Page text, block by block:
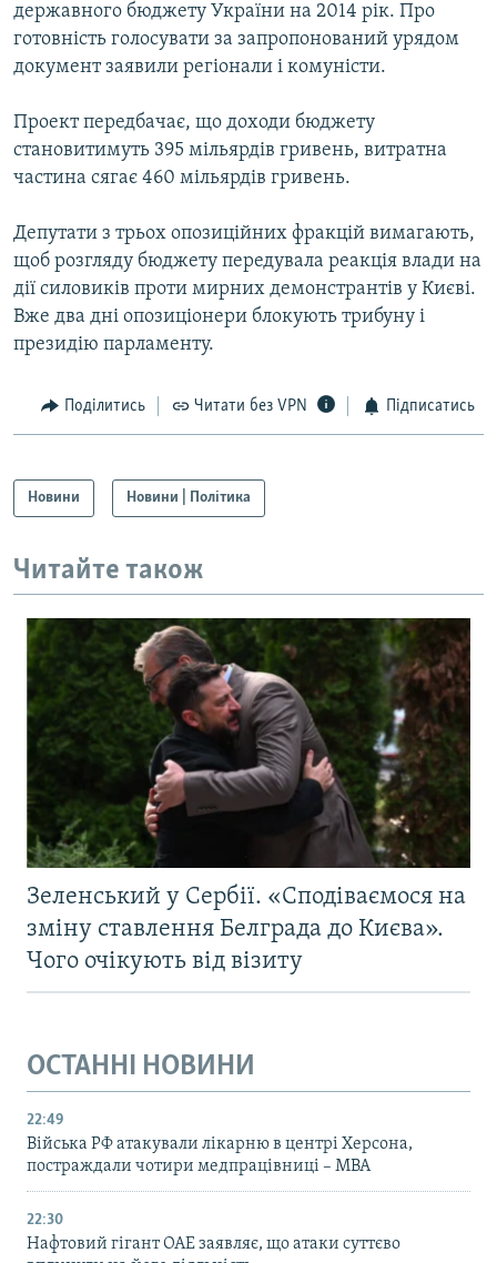
державного бюджету України на 2014 рік. Про
готовність голосувати за запропонований урядом
документ заявили регіонали і комуністи.
Проект передбачає, що доходи бюджету
становитимуть 395 мільярдів гривень, витратна
частина сягає 460 мільярдів гривень.
Депутати з трьох опозиційних фракцій вимагають,
щоб розгляду бюджету передувала реакція влади на
дії силовиків проти мирних демонстрантів у Києві.
Вже два дні опозиціонери блокують трибуну і
президію парламенту.
Поділитись Читати без VPN Підписатись
Новини Новини | Політика
Читайте також
Зеленський у Сербії. «Сподіваємося на
зміну ставлення Белграда до Києва».
Чого очікують від візиту
ОСТАННІ НОВИНИ
22:49
Війська РФ атакували лікарню в центрі Херсона,
постраждали чотири медпрацівниці – МВА
22:30
Нафтовий гігант ОАЕ заявляє, що атаки суттєво